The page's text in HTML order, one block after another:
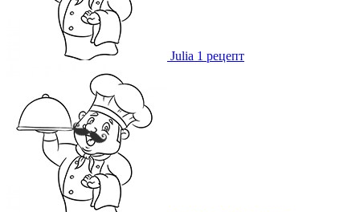
Julia 1 рецепт